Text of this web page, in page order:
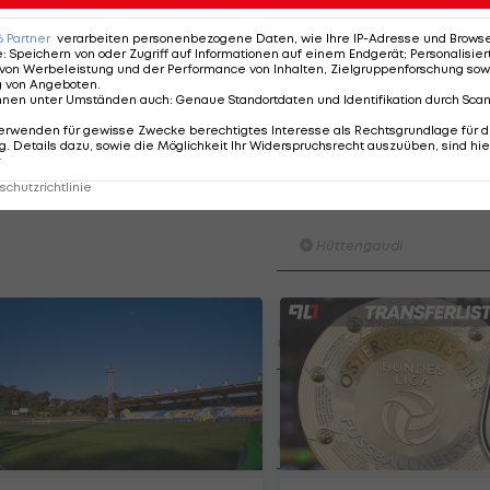
erzielt das Tor der 1.
Der legendäre Durchmarsch
Tirol I #Zwarakonferenz
Zwarakonferenz
Am Stammtisch bei Andy
Knett
Stammtisch
Partner verarbeiten personenbezogene Daten, wie Ihre IP-Adresse und
: Speichern von oder Zugriff auf Informationen auf einem Endgerät;
Werbeleistung und der Performance von Inhalten, Zielgruppenforschung
von Angeboten
unter Umständen auch: Genaue Standortdaten und Identifikation durch
für gewisse Zwecke berechtigtes Interesse als Rechtsgrundlage für
Details dazu, sowie die Möglichkeit Ihr Widerspruchsrecht auszuüben, sind